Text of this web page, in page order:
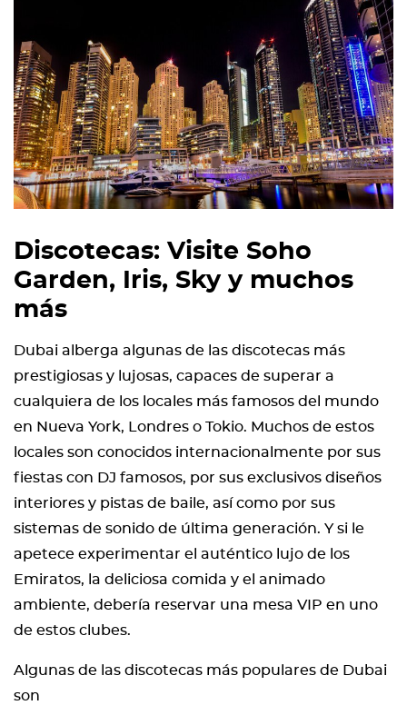
Discotecas: Visite Soho
Garden, Iris, Sky y muchos
más
Dubai alberga algunas de las discotecas más
prestigiosas y lujosas, capaces de superar a
cualquiera de los locales más famosos del mundo
en Nueva York, Londres o Tokio. Muchos de estos
locales son conocidos internacionalmente por sus
fiestas con DJ famosos, por sus exclusivos diseños
interiores y pistas de baile, así como por sus
sistemas de sonido de última generación. Y si le
apetece experimentar el auténtico lujo de los
Emiratos, la deliciosa comida y el animado
ambiente, debería reservar una mesa VIP en uno
de estos clubes.
Algunas de las discotecas más populares de Dubai
son